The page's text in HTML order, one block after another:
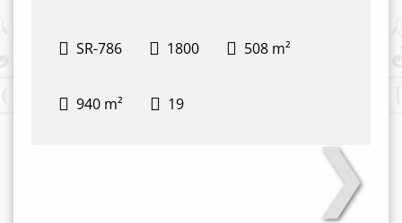
SR-786 1800 508 m²
940 m² 19
❯